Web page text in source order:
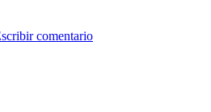
comentario